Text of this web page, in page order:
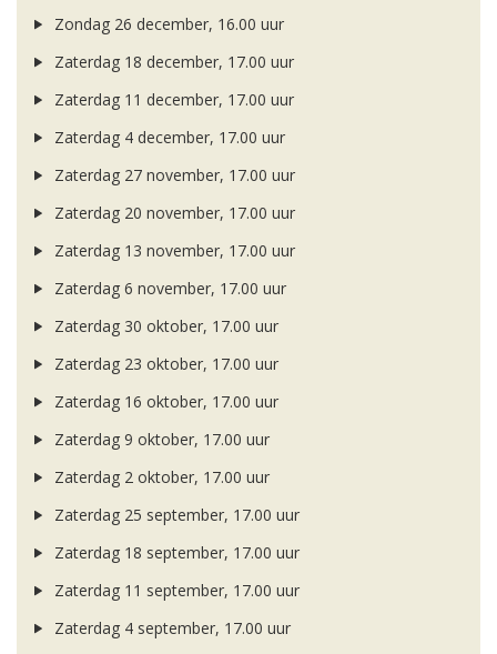
Zondag 26 december, 16.00 uur
Zaterdag 18 december, 17.00 uur
Zaterdag 11 december, 17.00 uur
Zaterdag 4 december, 17.00 uur
Zaterdag 27 november, 17.00 uur
Zaterdag 20 november, 17.00 uur
Zaterdag 13 november, 17.00 uur
Zaterdag 6 november, 17.00 uur
Zaterdag 30 oktober, 17.00 uur
Zaterdag 23 oktober, 17.00 uur
Zaterdag 16 oktober, 17.00 uur
Zaterdag 9 oktober, 17.00 uur
Zaterdag 2 oktober, 17.00 uur
Zaterdag 25 september, 17.00 uur
Zaterdag 18 september, 17.00 uur
Zaterdag 11 september, 17.00 uur
Zaterdag 4 september, 17.00 uur